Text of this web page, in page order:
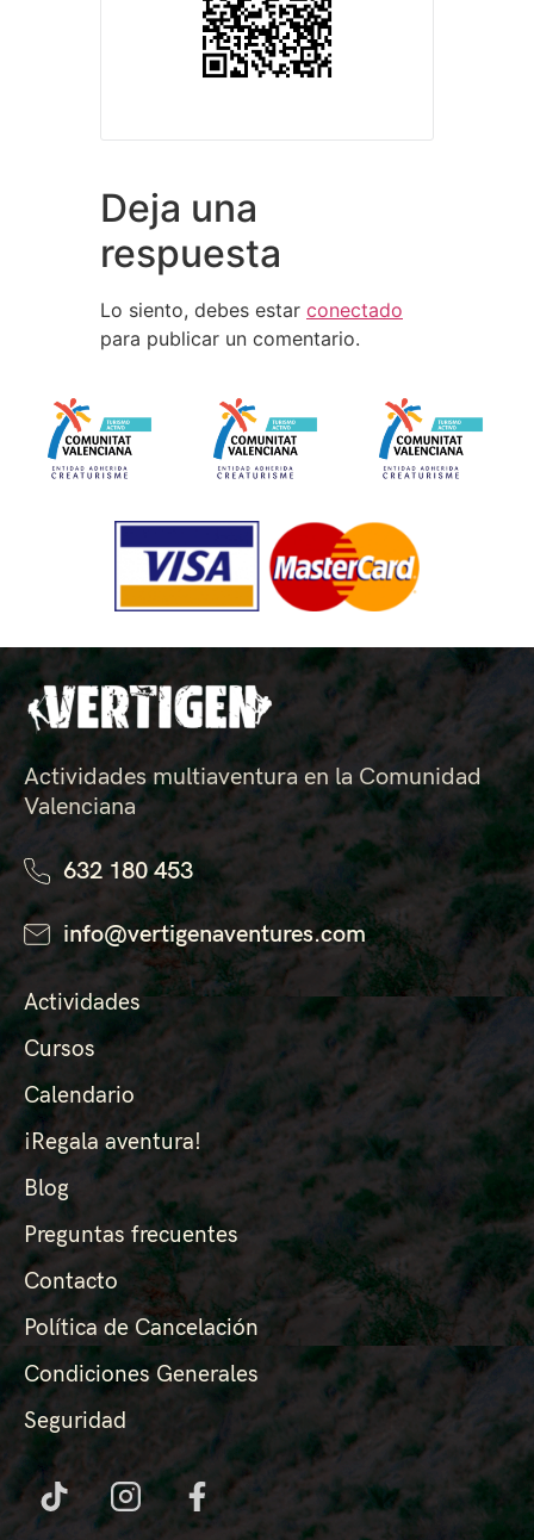
Deja una
respuesta
Lo siento, debes estar conectado
para publicar un comentario.
Actividades multiaventura en la Comunidad
Valenciana
632 180 453
info@vertigenaventures.com
Actividades
Cursos
Calendario
¡Regala aventura!
Blog
Preguntas frecuentes
Contacto
Política de Cancelación
Condiciones Generales
Seguridad